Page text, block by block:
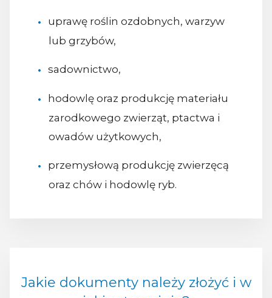
uprawę roślin ozdobnych, warzyw
lub grzybów,
sadownictwo,
hodowlę oraz produkcję materiału
zarodkowego zwierząt, ptactwa i
owadów użytkowych,
przemysłową produkcję zwierzęcą
oraz chów i hodowlę ryb.
Jakie dokumenty należy złożyć i w